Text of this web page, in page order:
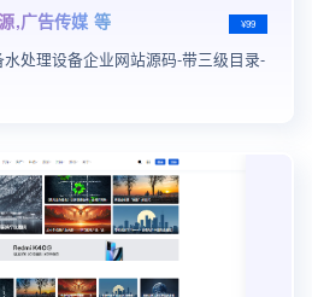
,广告传媒 等
水处理设备企业网站源码-带三级目录-
¥99